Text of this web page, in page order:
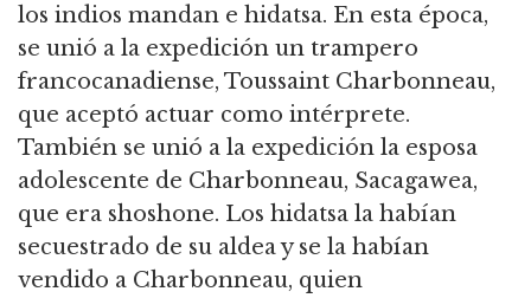
los indios mandan e hidatsa. En esta época,
se unió a la expedición un trampero
francocanadiense, Toussaint Charbonneau,
que aceptó actuar como intérprete.
También se unió a la expedición la esposa
adolescente de Charbonneau, Sacagawea,
que era shoshone. Los hidatsa la habían
secuestrado de su aldea y se la habían
vendido a Charbonneau, quien